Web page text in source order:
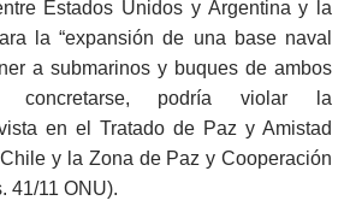
Estados Unidos y Argentina y la
la “expansión de una base naval
a submarinos y buques de ambos
concretarse, podría violar la
en el Tratado de Paz y Amistad
y la Zona de Paz y Cooperación
41/11 ONU).